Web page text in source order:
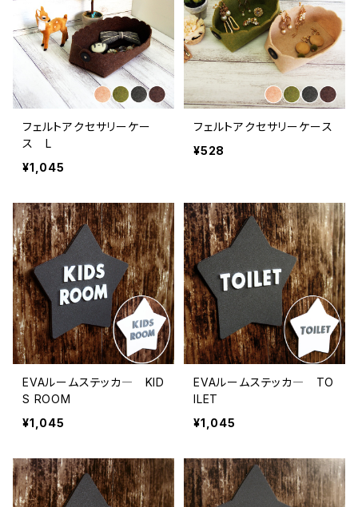
フェルトアクセサリーケー
ス L
¥1,045
フェルトアクセサリーケース
¥528
EVAルームステッカ― KID
S ROOM
¥1,045
EVAルームステッカ― TO
ILET
¥1,045